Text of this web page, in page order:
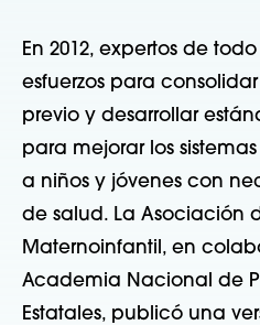
En 2012, expertos de
esfuerzos para
previo y desarrollar
para mejorar los
a niños y jóvenes con
de salud. La Asociación
Maternoinfantil, en
Academia Nacional de
Estatales, publicó una